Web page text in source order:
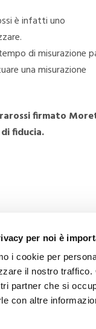
per noi è
i cookie per
il nostro
partner che si
con altre
è infatti uno
di misurazione
una misurazione
firmato
fiducia.
del nostro